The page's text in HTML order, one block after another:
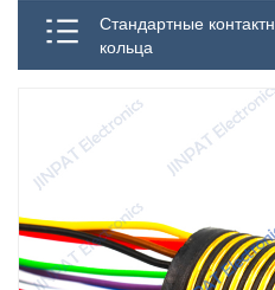
Стандартные
кольца